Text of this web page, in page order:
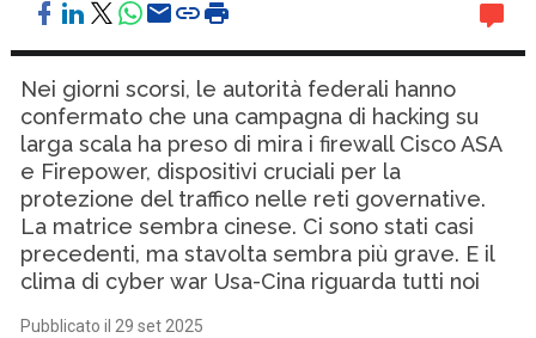
Nei giorni scorsi, le autorità federali hanno
confermato che una campagna di hacking su
larga scala ha preso di mira i firewall Cisco ASA
e Firepower, dispositivi cruciali per la
protezione del traffico nelle reti governative.
La matrice sembra cinese. Ci sono stati casi
precedenti, ma stavolta sembra più grave. E il
clima di cyber war Usa-Cina riguarda tutti noi
Pubblicato il 29 set 2025